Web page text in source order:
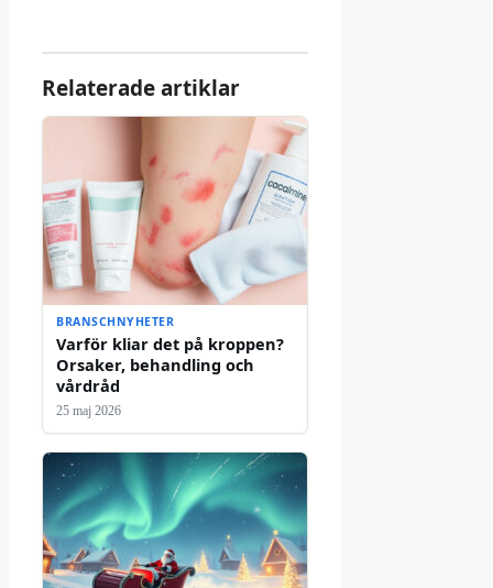
Relaterade artiklar
BRANSCHNYHETER
Varför kliar det på kroppen?
Orsaker, behandling och
vårdråd
25 maj 2026